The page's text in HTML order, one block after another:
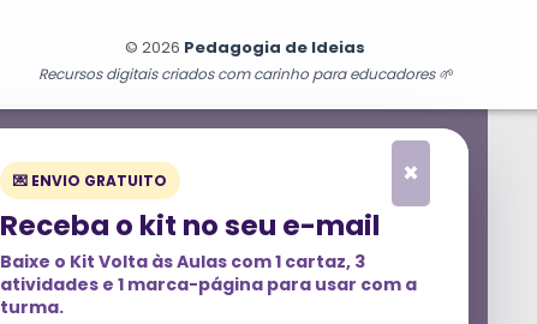
© 2026 Pedagogia de Ideias
Recursos digitais criados com carinho para educadores 🌱
×
💌 ENVIO GRATUITO
Receba o kit no seu e-mail
Baixe o Kit Volta às Aulas com 1 cartaz, 3
atividades e 1 marca-página para usar com a
turma.